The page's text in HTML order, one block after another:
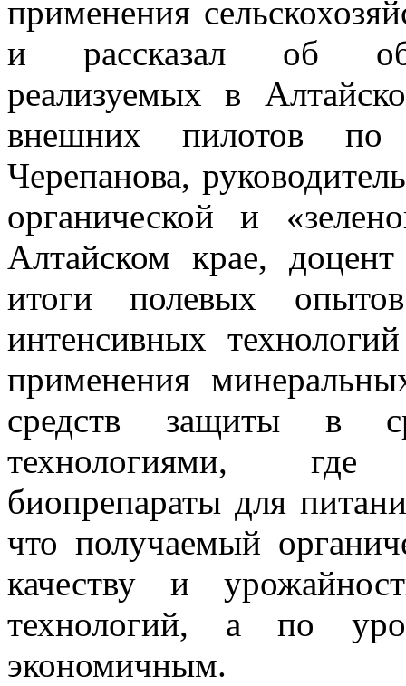
применения
и рассказал об
реализуемых в
внешних пилотов
Черепанова,
органической и
Алтайском крае,
итоги полевых
интенсивных
применения
средств защиты в
технологиями, где
биопрепараты для
что получаемый
качеству и
технологий, а по
экономичным.